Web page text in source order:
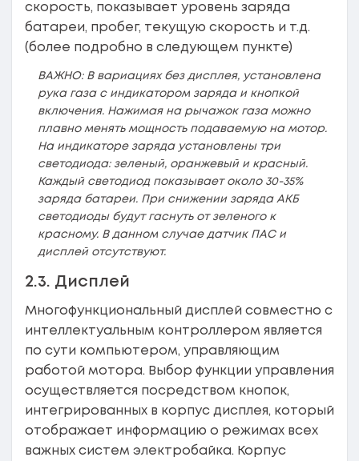
скорость, показывает уровень заряда
батареи, пробег, текущую скорость и т.д.
(более подробно в следующем пункте)
ВАЖНО: В вариациях без дисплея, установлена
рука газа с индикатором заряда и кнопкой
включения. Нажимая на рычажок газа можно
плавно менять мощность подаваемую на мотор.
На индикаторе заряда установлены три
светодиода: зеленый, оранжевый и красный.
Каждый светодиод показывает около 30-35%
заряда батареи. При снижении заряда АКБ
светодиоды будут гаснуть от зеленого к
красному. В данном случае датчик ПАС и
дисплей отсутствуют.
2.3. Дисплей
Многофункциональный дисплей совместно с
интеллектуальным контроллером является
по сути компьютером, управляющим
работой мотора. Выбор функции управления
осуществляется посредством кнопок,
интегрированных в корпус дисплея, который
отображает информацию о режимах всех
важных систем электробайка. Корпус